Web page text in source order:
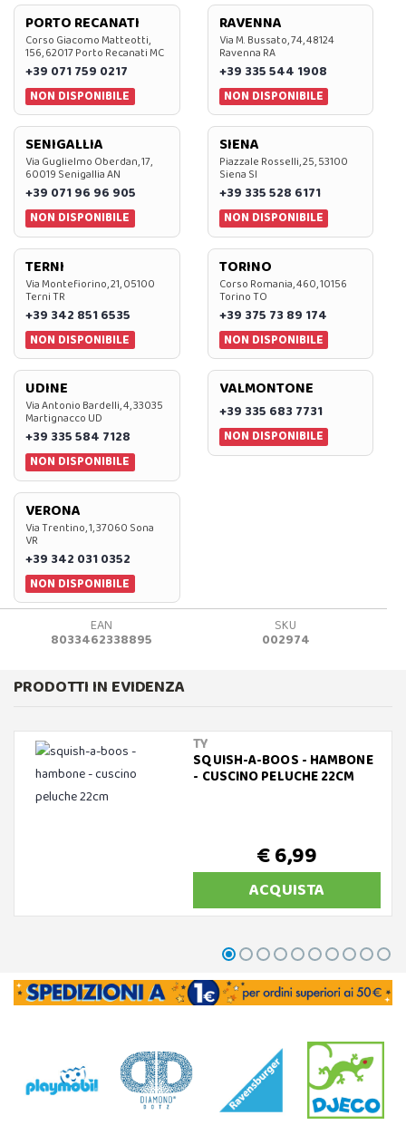
PORTO RECANATI
Corso Giacomo Matteotti,
156, 62017 Porto Recanati MC
+39 071 759 0217
NON DISPONIBILE
RAVENNA
Via M. Bussato, 74, 48124
Ravenna RA
+39 335 544 1908
NON DISPONIBILE
SENIGALLIA
Via Guglielmo Oberdan, 17,
60019 Senigallia AN
+39 071 96 96 905
NON DISPONIBILE
SIENA
Piazzale Rosselli, 25, 53100
Siena SI
+39 335 528 6171
NON DISPONIBILE
TERNI
Via Montefiorino, 21, 05100
Terni TR
+39 342 851 6535
NON DISPONIBILE
TORINO
Corso Romania, 460, 10156
Torino TO
+39 375 73 89 174
NON DISPONIBILE
UDINE
Via Antonio Bardelli, 4, 33035
Martignacco UD
+39 335 584 7128
NON DISPONIBILE
VALMONTONE
+39 335 683 7731
NON DISPONIBILE
VERONA
Via Trentino, 1, 37060 Sona
VR
+39 342 031 0352
NON DISPONIBILE
EAN
8033462338895
SKU
002974
PRODOTTI IN EVIDENZA
TY
SQUISH-A-BOOS - HAMBONE
- CUSCINO PELUCHE 22CM
€ 6,99
ACQUISTA